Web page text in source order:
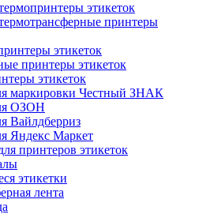
этикеток
принтеры
этикеток
принтеры этикеток
этикеток
маркировки Честный ЗНАК
ОЗОН
Вайлдберриз
Яндекс Маркет
принтеров этикеток
этикетки
лента